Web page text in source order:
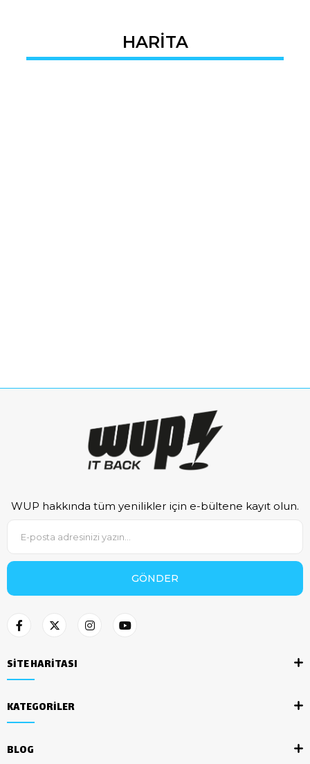
HARİTA
WUP hakkında tüm yenilikler için e-bültene kayıt olun.
GÖNDER
SİTE HARİTASI
KATEGORİLER
BLOG